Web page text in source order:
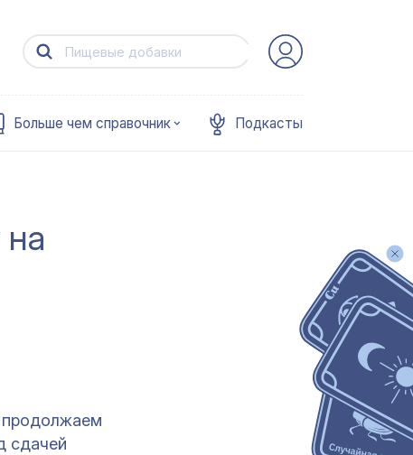
Больше чем справочник Подкасты
продолжаем
сдачей